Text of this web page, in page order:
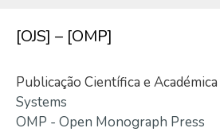
[OJS] – [OMP]
Publicação Científica e Académica
Systems
OMP - Open Monograph Press